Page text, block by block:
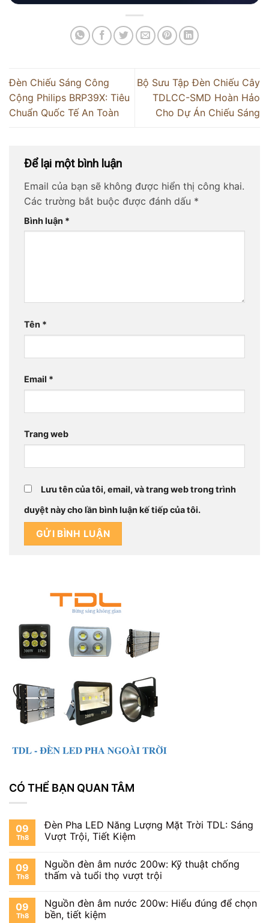
Đèn Chiếu Sáng Công
Cộng Philips BRP39X: Tiêu
Chuẩn Quốc Tế An Toàn
Bộ Sưu Tập Đèn Chiếu Cây
TDLCC-SMD Hoàn Hảo
Cho Dự Án Chiếu Sáng
Để lại một bình luận
Email của bạn sẽ không được hiển thị công khai.
Các trường bắt buộc được đánh dấu *
Bình luận *
Tên *
Email *
Trang web
Lưu tên của tôi, email, và trang web trong trình
duyệt này cho lần bình luận kế tiếp của tôi.
CÓ THỂ BẠN QUAN TÂM
09
Th8
Đèn Pha LED Năng Lượng Mặt Trời TDL: Sáng
Vượt Trội, Tiết Kiệm
09
Th8
Nguồn đèn âm nước 200w: Kỹ thuật chống
thấm và tuổi thọ vượt trội
09
Th8
Nguồn đèn âm nước 200w: Hiểu đúng để chọn
bền, tiết kiệm